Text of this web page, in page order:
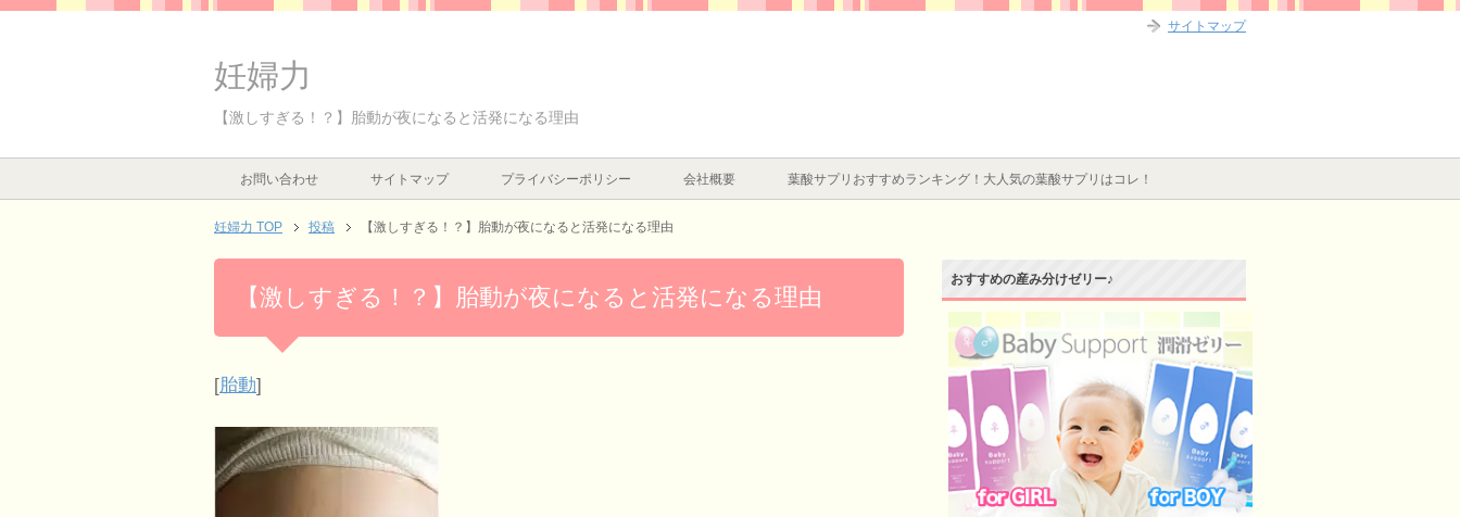
妊婦力
【激しすぎる！？】胎動が夜になると活発になる理由
お問い合わせ サイトマップ プライバシーポリシー 会社概要 葉酸サプリおすすめランキング！大人気の葉酸サプリはコレ！
妊婦力 TOP 投稿 【激しすぎる！？】胎動が夜になると活発になる理由
【激しすぎる！？】胎動が夜になると活発になる理由
[胎動]
おすすめの産み分けゼリー♪
サイトマップ